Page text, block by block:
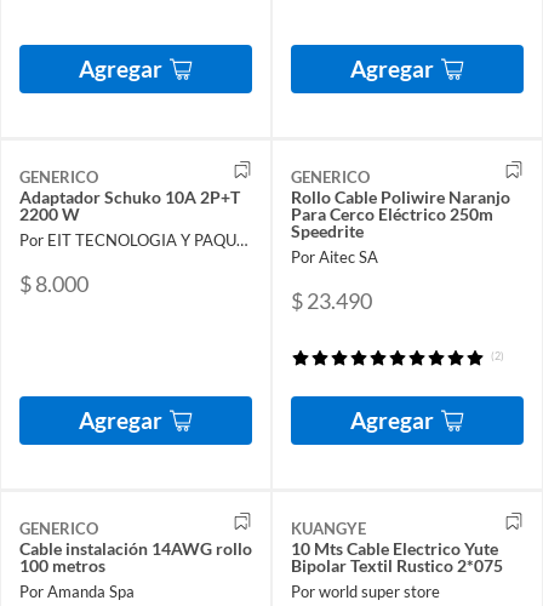
Agregar Agregar
GENERICO
Adaptador Schuko 10A 2P+T
2200 W
Por EIT TECNOLOGIA Y PAQUETERIA
$ 8.000
Agregar
GENERICO
Rollo Cable Poliwire Naranjo
Para Cerco Eléctrico 250m
Speedrite
Por Aitec SA
$ 23.490
(2)
Agregar
GENERICO
Cable instalación 14AWG rollo
100 metros
Por Amanda Spa
KUANGYE
10 Mts Cable Electrico Yute
Bipolar Textil Rustico 2*075
Por world super store